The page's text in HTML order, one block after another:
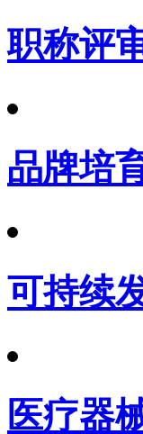
职称评
品牌培
可持续
医疗器